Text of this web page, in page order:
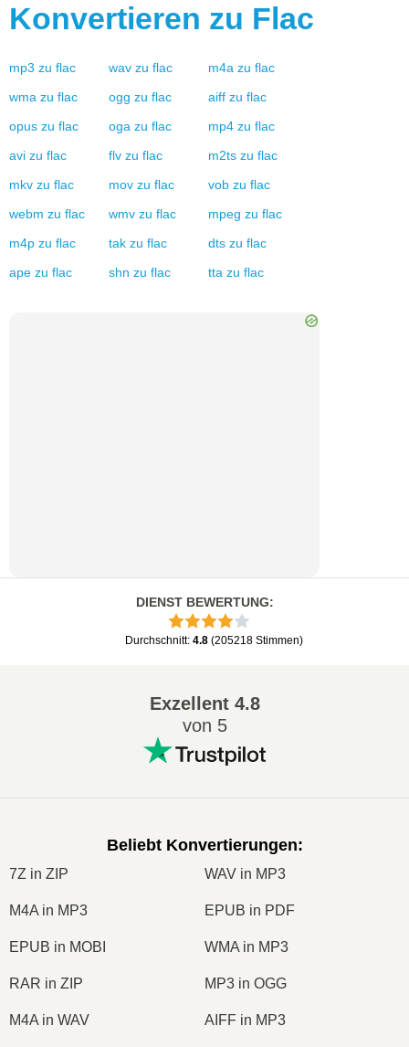
Konvertieren zu Flac
mp3 zu flac wav zu flac m4a zu flac
wma zu flac ogg zu flac aiff zu flac
opus zu flac oga zu flac mp4 zu flac
avi zu flac flv zu flac m2ts zu flac
mkv zu flac mov zu flac vob zu flac
webm zu flac wmv zu flac mpeg zu flac
m4p zu flac tak zu flac dts zu flac
ape zu flac shn zu flac tta zu flac
DIENST BEWERTUNG:
Durchschnitt: 4.8 (205218 Stimmen)
Exzellent4.8
von 5
Beliebt Konvertierungen:
7Z in ZIP WAV in MP3
M4A in MP3 EPUB in PDF
EPUB in MOBI WMA in MP3
RAR in ZIP MP3 in OGG
M4A in WAV AIFF in MP3